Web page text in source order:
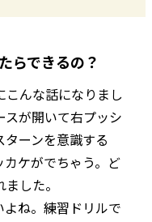
らできるの？
んな話になりまし
スが開いて右プッシ
ーンを意識する
ケがでちゃう。ど
した。
ね。練習ドリルで